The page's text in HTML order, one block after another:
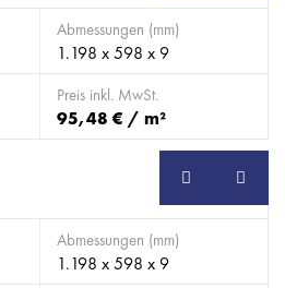
Abmessungen (mm)
1.198 x 598 x 9
Preis inkl. MwSt.
95,48 € / m²
SB
Abmessungen (mm)
1.198 x 598 x 9